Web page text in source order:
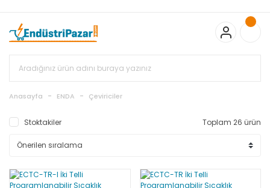
Bayonet J Tip Termokupul Ürünlerinde 50 Adet Alımlarda
Sepette Ekstra %5 İskonto...
50.000,00TL ve Üzeri EMKO Ürünleri
Alışverişlerinizde Sepette %5 EK İNDİRİM...
%15 İskonto... 50.000,00TL ve Üzeri GEMO Ürünleri
Alışverişlerinizde Sepette %3 EK İNDİRİM...
Standart Bayonet J Tip Termokupul Ürünlerinde 100 Adet
Anasayfa ENDA Çeviriciler
Stoktakiler Toplam 26 ürün